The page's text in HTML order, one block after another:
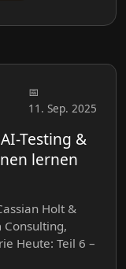
11. Sep. 2025
Testing &
lernen
Holt &
Consulting,
Heute: Teil 6 –